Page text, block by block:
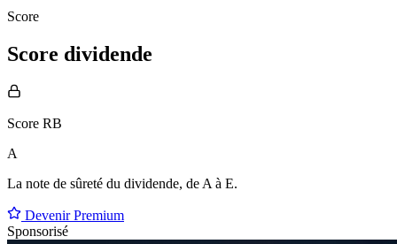
Score
Score dividende
Score RB
A
La note de sûreté du dividende, de A à E.
Devenir Premium
Sponsorisé